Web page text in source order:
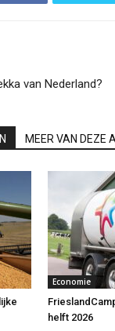
van Nederland?
MEER VAN DEZE
Economie
helft 2026